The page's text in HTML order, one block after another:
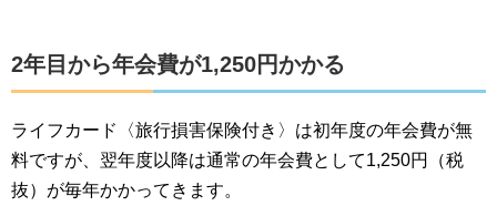
2年目から年会費が1,250円かかる
ライフカード〈旅行損害保険付き〉は初年度の年会費が無
料ですが、翌年度以降は通常の年会費として1,250円（税
抜）が毎年かかってきます。